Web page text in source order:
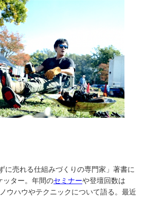
に売れる仕組みづくりの専門家」著書に
ッター。年間のセミナーや登壇回数は
ウハウやテクニックについて語る。最近